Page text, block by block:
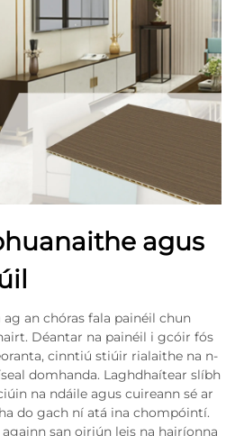
agus
an chóras fala painéil chun
Déantar na painéil i gcóir fós
cinntiú stiúir rialaithe na n-
domhanda. Laghdhaítear slíbh
na ndáile agus cuireann sé ar
do gach ní atá ina chompóintí.
san oiriún leis na hairíonna